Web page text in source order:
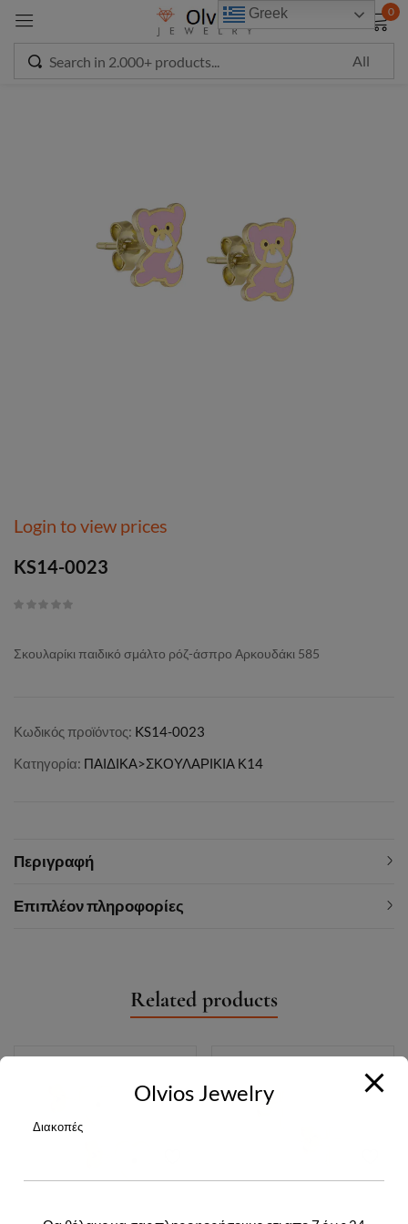
0
Login to view prices
KS14-0023
Σκουλαρίκι παιδικό σμάλτο ρόζ-άσπρο Αρκουδάκι 585
Κωδικός προϊόντος: KS14-0023
Κατηγορία: ΠΑΙΔΙΚΑ>ΣΚΟΥΛΑΡΙΚΙΑ Κ14
Περιγραφή
Επιπλέον πληροφορίες
Related products
Greek
Sign in
Remember me Lost password?
LOG IN
modal-check
Olvios Jewelry
Διακοπές